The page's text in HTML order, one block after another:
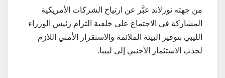
من جهته نورلاند عبَّر عن ارتياح الشركات الأمريكية
المشاركة في الاجتماع على خلفية التزام رئيس الوزراء
الليبي بتوفير البيئة الملائمة والاستقرار الأمني اللازم
لجذب الاستثمار الأجنبي إلى ليبيا.